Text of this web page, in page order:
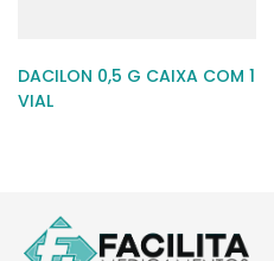
DACILON 0,5 G CAIXA COM 1
VIAL